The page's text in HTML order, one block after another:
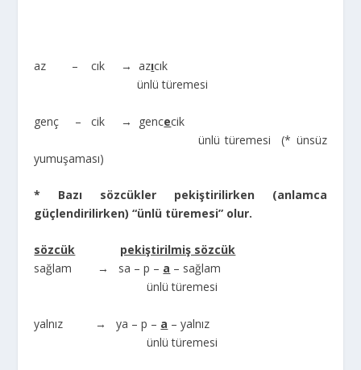
az – cık → azıcık
ünlü türemesi
genç – cik → gencecik
ünlü türemesi (* ünsüz
yumuşaması)
* Bazı sözcükler pekiştirilirken (anlamca
güçlendirilirken) “ünlü türemesi” olur.
sözcük
pekiştirilmiş sözcük
sağlam → sa – p – a – sağlam
ünlü türemesi
yalnız → ya – p – a – yalnız
ünlü türemesi